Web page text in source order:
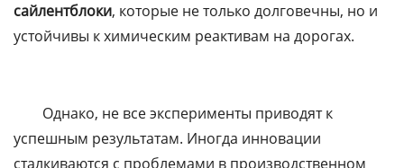
сайлентблоки, которые не только долговечны, но и
устойчивы к химическим реактивам на дорогах.
Однако, не все эксперименты приводят к
успешным результатам. Иногда инновации
сталкиваются с проблемами в производственном